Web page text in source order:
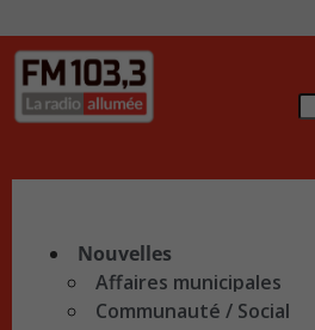
Nouvelles
Affaires municipales
Communauté / Social